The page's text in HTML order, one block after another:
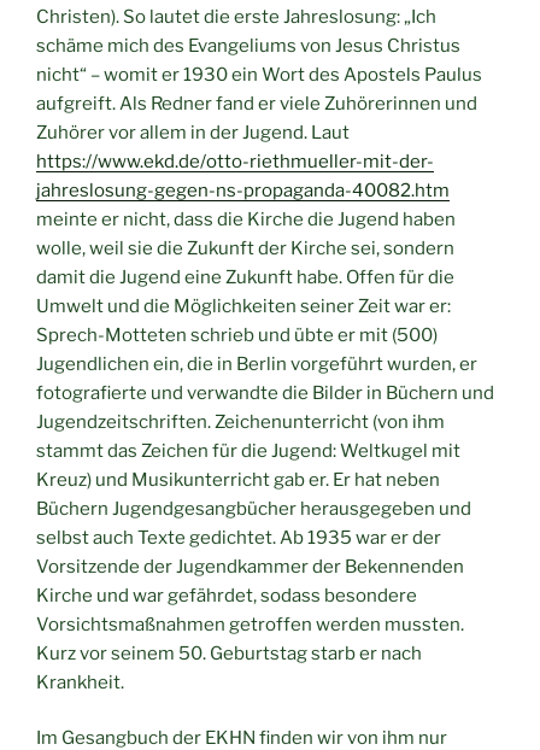
Christen). So lautet die erste Jahreslosung: „Ich
schäme mich des Evangeliums von Jesus Christus
nicht“ – womit er 1930 ein Wort des Apostels Paulus
aufgreift. Als Redner fand er viele Zuhörerinnen und
Zuhörer vor allem in der Jugend. Laut
https://www.ekd.de/otto-riethmueller-mit-der-
jahreslosung-gegen-ns-propaganda-40082.htm
meinte er nicht, dass die Kirche die Jugend haben
wolle, weil sie die Zukunft der Kirche sei, sondern
damit die Jugend eine Zukunft habe. Offen für die
Umwelt und die Möglichkeiten seiner Zeit war er:
Sprech-Motteten schrieb und übte er mit (500)
Jugendlichen ein, die in Berlin vorgeführt wurden, er
fotografierte und verwandte die Bilder in Büchern und
Jugendzeitschriften. Zeichenunterricht (von ihm
stammt das Zeichen für die Jugend: Weltkugel mit
Kreuz) und Musikunterricht gab er. Er hat neben
Büchern Jugendgesangbücher herausgegeben und
selbst auch Texte gedichtet. Ab 1935 war er der
Vorsitzende der Jugendkammer der Bekennenden
Kirche und war gefährdet, sodass besondere
Vorsichtsmaßnahmen getroffen werden mussten.
Kurz vor seinem 50. Geburtstag starb er nach
Krankheit.
Im Gesangbuch der EKHN finden wir von ihm nur